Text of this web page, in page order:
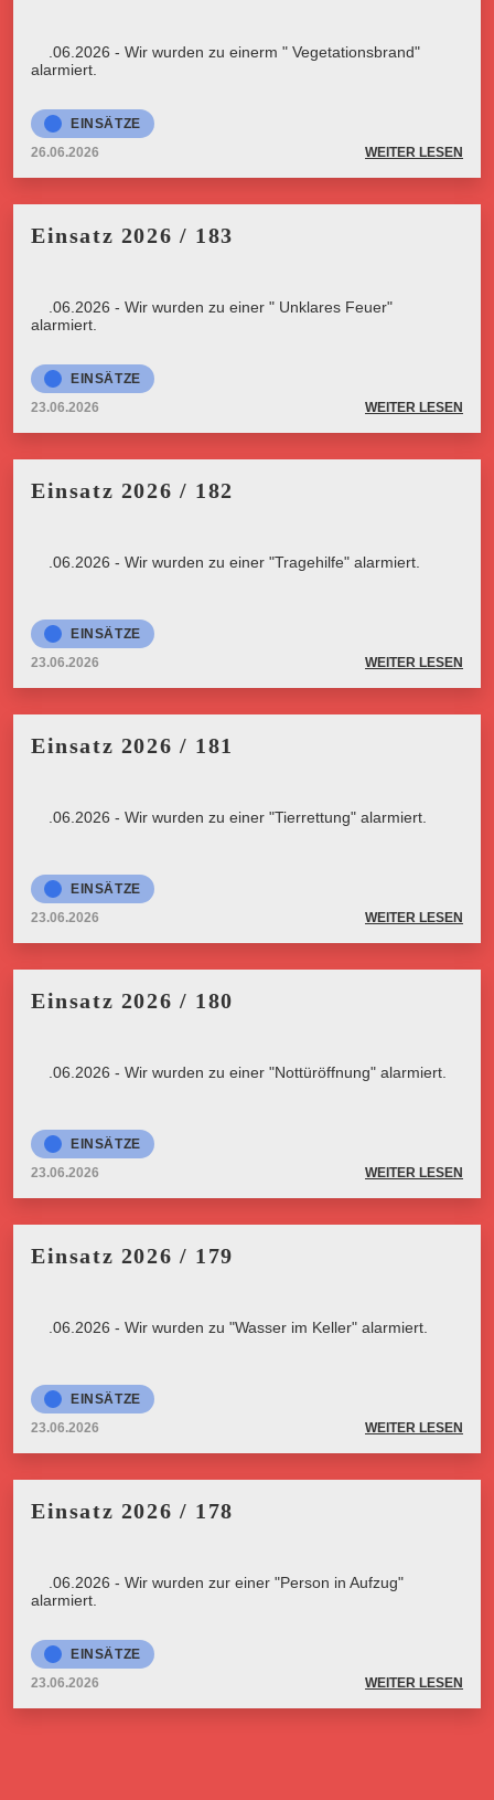
26.06.2026 - Wir wurden zu einerm " Vegetationsbrand"
alarmiert.
EINSÄTZE
26.06.2026
WEITER LESEN
Einsatz 2026 / 183
23.06.2026 - Wir wurden zu einer " Unklares Feuer"
alarmiert.
EINSÄTZE
23.06.2026
WEITER LESEN
Einsatz 2026 / 182
23.06.2026 - Wir wurden zu einer "Tragehilfe" alarmiert.
EINSÄTZE
23.06.2026
WEITER LESEN
Einsatz 2026 / 181
23.06.2026 - Wir wurden zu einer "Tierrettung" alarmiert.
EINSÄTZE
23.06.2026
WEITER LESEN
Einsatz 2026 / 180
23.06.2026 - Wir wurden zu einer "Nottüröffnung" alarmiert.
EINSÄTZE
23.06.2026
WEITER LESEN
Einsatz 2026 / 179
23.06.2026 - Wir wurden zu "Wasser im Keller" alarmiert.
EINSÄTZE
23.06.2026
WEITER LESEN
Einsatz 2026 / 178
23.06.2026 - Wir wurden zur einer "Person in Aufzug"
alarmiert.
EINSÄTZE
23.06.2026
WEITER LESEN